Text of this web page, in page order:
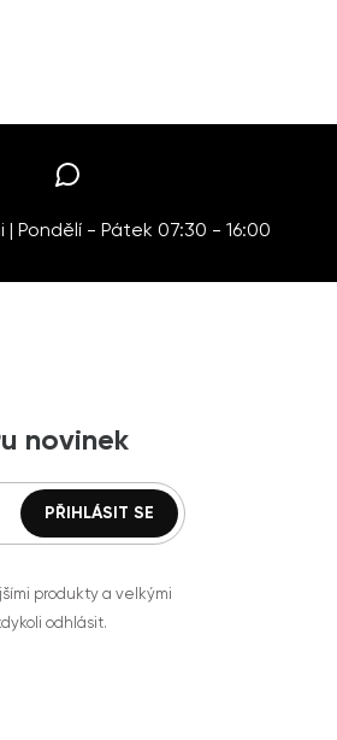
Pondělí - Pátek 07:30 - 16:00
novinek
produkty a velkými
odhlásit.